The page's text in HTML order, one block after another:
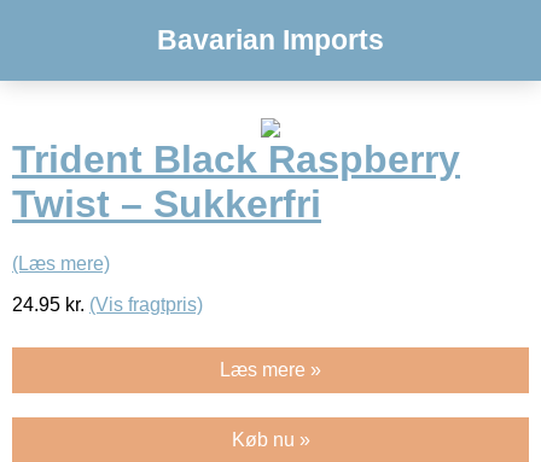
Bavarian Imports
Trident Black Raspberry
Twist – Sukkerfri
(Læs mere)
24.95 kr. (Vis fragtpris)
Læs mere »
Køb nu »